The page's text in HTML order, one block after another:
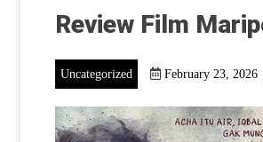
Review Film
Uncategorized February 23, 2026